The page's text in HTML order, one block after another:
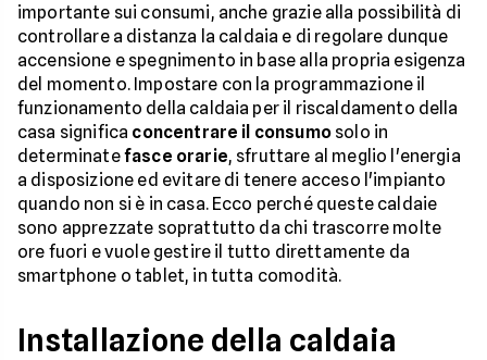
importante sui consumi, anche grazie alla possibilità di
controllare a distanza la caldaia e di regolare dunque
accensione e spegnimento in base alla propria esigenza
del momento. Impostare con la programmazione il
funzionamento della caldaia per il riscaldamento della
casa significa concentrare il consumosolo in
determinatefasce orarie, sfruttare al meglio l'energia
a disposizione ed evitare di tenere acceso l'impianto
quando non si è in casa. Ecco perché queste caldaie
sono apprezzate soprattutto da chi trascorre molte
ore fuori e vuole gestire il tutto direttamente da
smartphone o tablet, in tutta comodità.
Installazione della caldaia